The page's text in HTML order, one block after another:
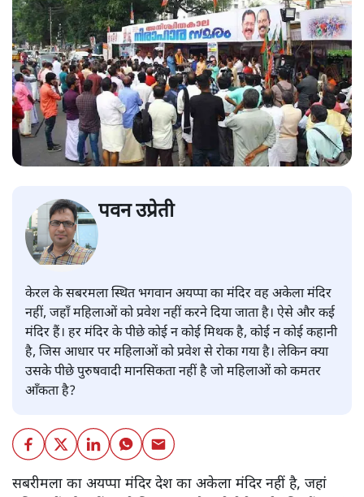
पवन उप्रेती
केरल के सबरमला स्थित भगवान अयप्पा का मंदिर वह अकेला मंदिर
नहीं, जहाँ महिलाओं को प्रवेश नहीं करने दिया जाता है। ऐसे और कई
मंदिर हैं। हर मंदिर के पीछे कोई न कोई मिथक है, कोई न कोई कहानी
है, जिस आधार पर महिलाओं को प्रवेश से रोका गया है। लेकिन क्या
उसके पीछे पुरुषवादी मानसिकता नहीं है जो महिलाओं को कमतर
आँकता है?
सबरीमला का अयप्पा मंदिर देश का अकेला मंदिर नहीं है, जहां